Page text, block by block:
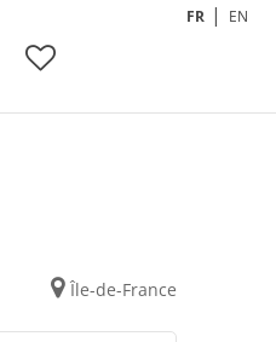
FR EN
Île-de-France